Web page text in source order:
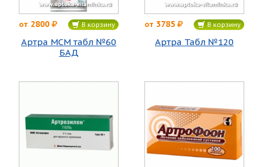
от 2800 В корзину
Артра МСМ табл №60
БАД
от 3785 В корзину
Артра Табл №120